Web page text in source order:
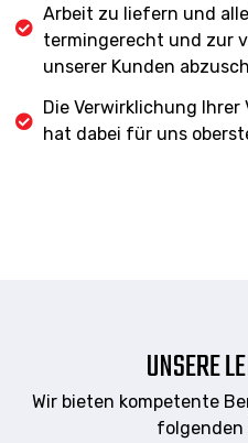
Arbeit zu liefern und
termingerecht und zur
unserer Kunden
Die Verwirklichung
hat dabei für uns
UNSERE
Wir bieten kompetente
folgenden